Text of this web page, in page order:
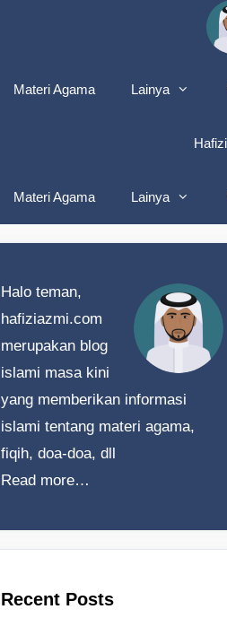
Materi Agama Lainya
Materi Agama Lainya
Halo teman,
hafiziazmi.com
merupakan blog
islami masa kini
yang memberikan informasi
islami tentang materi agama,
fiqih, doa-doa, dll
Read more…
Recent Posts